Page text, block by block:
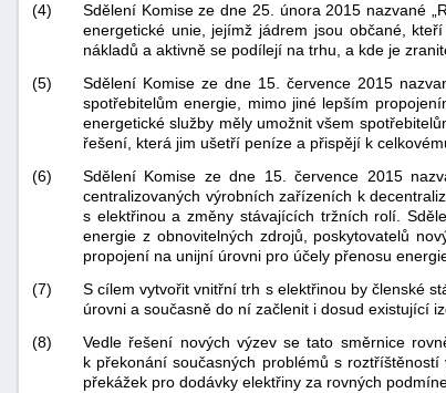
(4)
Sdělení Komise ze dne 25. února 2015 nazvané
energetické unie, jejímž jádrem jsou občané,
nákladů a aktivně se podílejí na trhu, a kde je
(5)
Sdělení Komise ze dne 15. července 2015
spotřebitelům energie, mimo jiné lepším
energetické služby měly umožnit všem
řešení, která jim ušetří peníze a přispějí k
(6)
Sdělení Komise ze dne 15. července 2015
centralizovaných výrobních zařízeních k
s elektřinou a změny stávajících tržních rolí.
energie z obnovitelných zdrojů, poskytovatelů
propojení na unijní úrovni pro účely přenosu
(7)
S cílem vytvořit vnitřní trh s elektřinou by členské
úrovni a současně do ní začlenit i dosud existující
(8)
Vedle řešení nových výzev se tato směrnice
k překonání současných problémů s
překážek pro dodávky elektřiny za rovných